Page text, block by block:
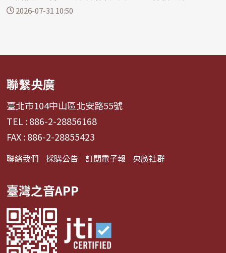
生作...
2026-07-31 10:50
聯繫央廣
臺北市104中山區北安路55號
TEL : 886-2-28856168
FAX : 886-2-28855423
聯絡我們 採購公告 訂閱電子報 央廣社群
臺灣之音APP